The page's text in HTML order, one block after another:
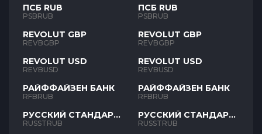
ПСБ RUB
PSBRUB
REVOLUT GBP
REVBGBP
REVOLUT USD
REVBUSD
РАЙФФАЙЗЕН БАНК
RFBRUB
РУССКИЙ СТАНДАРТ
RUB
RUSSTRUB
ПСБ RUB
PSBRUB
REVOLUT GBP
REVBGBP
REVOLUT USD
REVBUSD
РАЙФФАЙЗЕН БАНК
RFBRUB
РУССКИЙ СТАНДАРТ
RUB
RUSSTRUB